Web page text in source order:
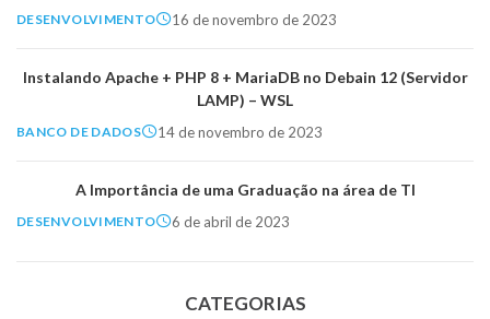
DESENVOLVIMENTO 16 de novembro de 2023
Instalando Apache + PHP 8 + MariaDB no Debain 12 (Servidor
LAMP) – WSL
BANCO DE DADOS 14 de novembro de 2023
A Importância de uma Graduação na área de TI
DESENVOLVIMENTO 6 de abril de 2023
CATEGORIAS